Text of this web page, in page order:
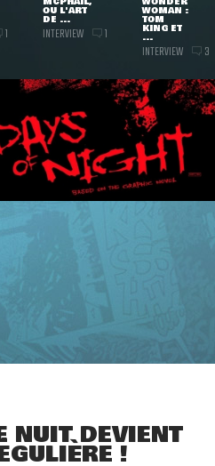
1
OU L'ART
DE ...
INTERVIEW 1
WOMAN :
TOM
KING ET
...
INTERVIEW 3
NUIT DEVIENT
!